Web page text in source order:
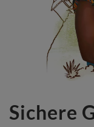
Sichere